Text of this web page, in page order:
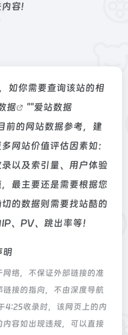
容!
如你需要查询该站的相
据 ""爱站数据
前的网站数据参考，建
网站价值评估因素如：
以及索引量、用户体验
最主要还是需要根据您
的数据则需要找站酷的
、PV、跳出率等！
明
络，不保证外部链接的准
接的指向，不由深度导航
4:25收录时，该网页上的内
容如出现违规，可以直接